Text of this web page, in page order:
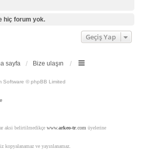
hiç forum yok.
Geçiş Yap
sayfa Bize ulaşın
Software © phpBB Limited
aksi belirtilmedikçe www.arkeo-tr.com üyelerine
kopyalanamaz ve yayınlanamaz.